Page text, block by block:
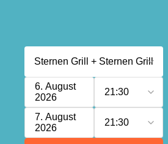
6. August
2026
21:30
7. August
2026
21:30